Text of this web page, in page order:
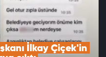
İlkay Çiçek'in